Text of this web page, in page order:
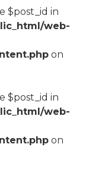
$post_id in
web-
on
$post_id in
web-
on